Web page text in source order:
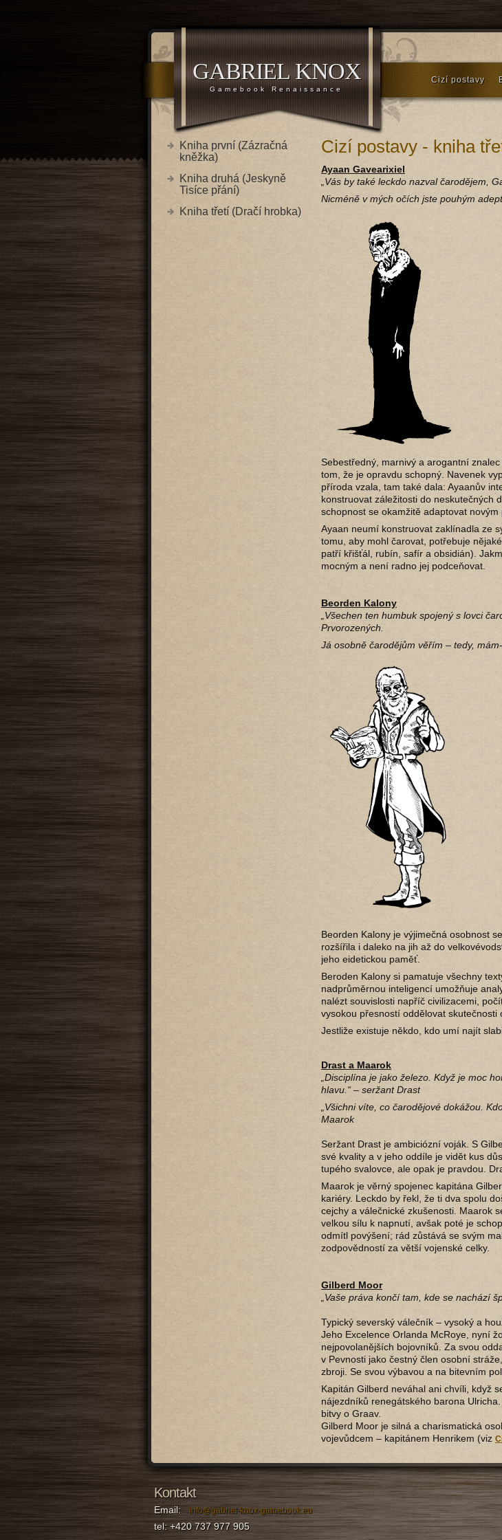
GABRIEL KNOX
Gamebook Renaissance
Cizí postavy
Kniha první (Zázračná
kněžka)
Kniha druhá (Jeskyně
Tisíce přání)
Kniha třetí (Dračí hrobka)
Cizí postavy - kniha
Ayaan Gavearixiel
„Vás by také leckdo nazval čarodějem,
Nicméně v mých očích jste pouhým
Sebestředný, marnivý a arogantní
tom, že je opravdu schopný. Navenek
příroda vzala, tam také dala: Ayaanův
konstruovat záležitosti do neskutečných
schopnost se okamžitě adaptovat novým
Ayaan neumí konstruovat zaklínadla ze
tomu, aby mohl čarovat, potřebuje
patří křišťál, rubín, safír a obsidián).
mocným a není radno jej podceňovat.
Beorden Kalony
„Všechen ten humbuk spojený s lovci
Prvorozených.
Já osobně čarodějům věřím – tedy,
Beorden Kalony je výjimečná osobnost
rozšířila i daleko na jih až do
jeho eidetickou paměť.
Beroden Kalony si pamatuje všechny
nadprůměrnou inteligencí umožňuje
nalézt souvislosti napříč civilizacemi,
vysokou přesností oddělovat skutečnosti
Jestliže existuje někdo, kdo umí najít
Drast a Maarok
„Disciplína je jako železo. Když je moc
hlavu.“ – seržant Drast
„Všichni víte, co čarodějové dokážou.
Maarok
Seržant Drast je ambiciózní voják. S
své kvality a v jeho oddíle je vidět kus
tupého svalovce, ale opak je pravdou.
Maarok je věrný spojenec kapitána
kariéry. Leckdo by řekl, že ti dva spolu
cejchy a válečnické zkušenosti. Maarok
velkou sílu k napnutí, avšak poté je
odmítl povýšení; rád zůstává se svým
zodpovědností za větší vojenské celky.
Gilberd Moor
„Vaše práva končí tam, kde se nachází
Typický severský válečník – vysoký a
Jeho Excelence Orlanda McRoye, nyní
nejpovolanějších bojovníků. Za svou
v Pevnosti jako čestný člen osobní
zbroji. Se svou výbavou a na bitevním
Kapitán Gilberd neváhal ani chvíli, když
nájezdníků renegátského barona
bitvy o Graav.
Gilberd Moor je silná a charismatická
vojevůdcem – kapitánem Henrikem (viz
Kontakt
Email: info@gabriel-knox-gamebook.eu
tel: +420 737 977 905